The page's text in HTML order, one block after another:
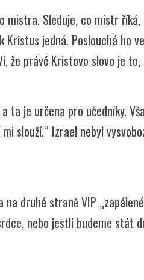
mistra. Sleduje, co mistr
jedná. Poslouchá ho
že právě Kristovo slovo je
je určena pro učedníky.
slouží.“ Izrael nebyl
druhé straně VIP
nebo jestli budeme stát